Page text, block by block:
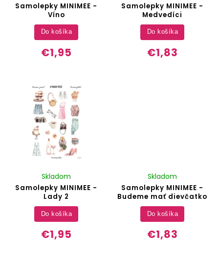
Samolepky MINIMEE -
Víno
€1,95
Do košíka
Samolepky MINIMEE -
Medvedíci
€1,83
Do košíka
Samolepky MINIMEE -
Lady 2
Skladom
€1,95
Do košíka
Samolepky MINIMEE -
Budeme mať dievčatko
Skladom
€1,83
Do košíka